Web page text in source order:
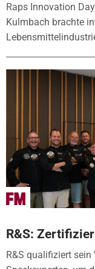
Raps Innovation
Kulmbach brachte
R&S:
R&S qualifiziert